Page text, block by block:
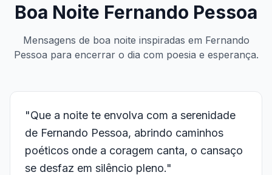
Boa Noite Fernando Pessoa
Mensagens de boa noite inspiradas em Fernando
Pessoa para encerrar o dia com poesia e esperança.
"Que a noite te envolva com a serenidade
de Fernando Pessoa, abrindo caminhos
poéticos onde a coragem canta, o cansaço
se desfaz em silêncio pleno."